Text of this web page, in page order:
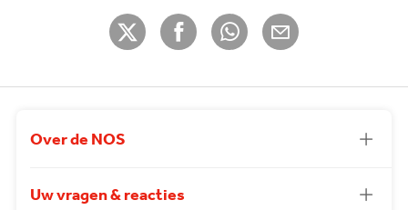
Over de NOS
Uw vragen & reacties